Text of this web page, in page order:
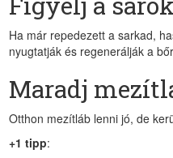
Ha már repedezett a sarkad,
nyugtatják és regenerálják a
Maradj
Otthon mezítláb lenni jó, de
+1 tipp: